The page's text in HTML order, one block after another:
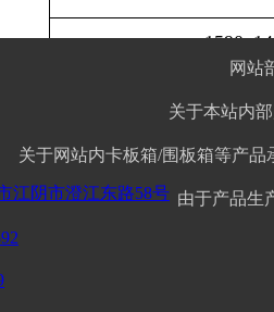
网站
关于本站内
关于网站内卡板箱/围板箱等产
由于产品生
江阴市澄江东路58号